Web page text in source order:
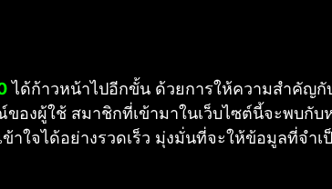
ได้ก้าวหน้าไปอีกขั้น ด้วยการให้ความสำคัญ
องผู้ใช้ สมาชิกที่เข้ามาในเว็บไซต์นี้จะพบกับ
ใจได้อย่างรวดเร็ว มุ่งมั่นที่จะให้ข้อมูลที่จำเ